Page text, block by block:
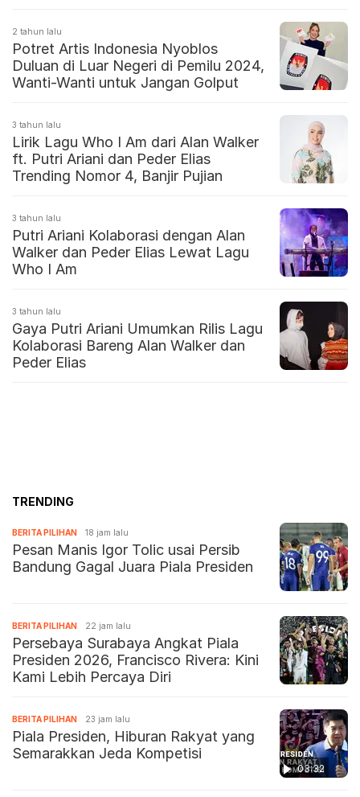
2 tahun lalu
Potret Artis Indonesia Nyoblos
Duluan di Luar Negeri di Pemilu 2024,
Wanti-Wanti untuk Jangan Golput
3 tahun lalu
Lirik Lagu Who I Am dari Alan Walker
ft. Putri Ariani dan Peder Elias
Trending Nomor 4, Banjir Pujian
3 tahun lalu
Putri Ariani Kolaborasi dengan Alan
Walker dan Peder Elias Lewat Lagu
Who I Am
3 tahun lalu
Gaya Putri Ariani Umumkan Rilis Lagu
Kolaborasi Bareng Alan Walker dan
Peder Elias
TRENDING
BERITA PILIHAN 18 jam lalu
Pesan Manis Igor Tolic usai Persib
Bandung Gagal Juara Piala Presiden
BERITA PILIHAN 22 jam lalu
Persebaya Surabaya Angkat Piala
Presiden 2026, Francisco Rivera: Kini
Kami Lebih Percaya Diri
03:32
BERITA PILIHAN 23 jam lalu
Piala Presiden, Hiburan Rakyat yang
Semarakkan Jeda Kompetisi